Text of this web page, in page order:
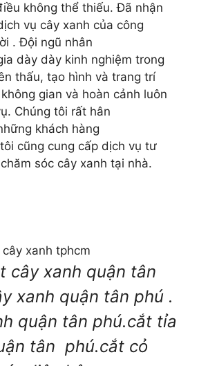
không thể thiếu.Đã nhận
vụ cây xanh của công
.Đội ngũ nhân
dày dày kinh nghiệm trong
thấu, tạo hình và trang trí
gian và hoàn cảnh luôn
Chúng tôi rất hân
khách hàng
cũng cung cấp dịch vụ tư
chăm sóc cây xanh tại nhà.
cây xanh quận tân
xanh quận tân phú .
quận tân phú.cắt tỉa
tân phú.cắt cỏ